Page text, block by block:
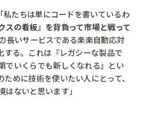
「私たちは単にコードを書いているわ
スの看板』を背負って市場と戦って
長いサービスである楽楽自動応対
する。これは『レガシーな製品で
でいくらでも新しくなれる』とい
ために技術を使いたい人にとって、
はないと思います」